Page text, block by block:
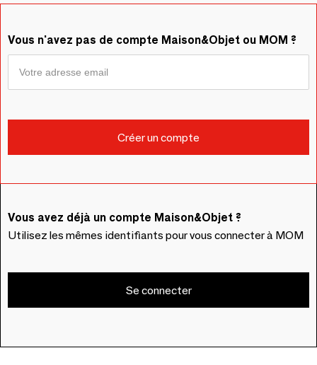
Vous n'avez pas de compte Maison&Objet ou MOM ?
Vous avez déjà un compte Maison&Objet ?
Utilisez les mêmes identifiants pour vous connecter à MOM
Se connecter